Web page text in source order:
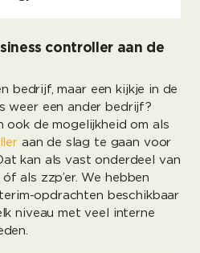
controller aan de
bedrijf, maar een kijkje in de
weer een ander bedrijf?
ook de mogelijkheid om als
aan de slag te gaan voor
kan als vast onderdeel van
als zzp’er. We hebben
opdrachten beschikbaar
niveau met veel interne